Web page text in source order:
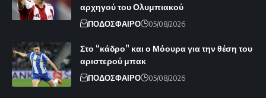
αρχηγού του Ολυμπιακού
ΠΟΔΟΣΦΑΙΡΟ 05/08/2026
Στο “κάδρο” και ο Μόουρα για την θέση του
αριστερού μπακ
ΠΟΔΟΣΦΑΙΡΟ 05/08/2026